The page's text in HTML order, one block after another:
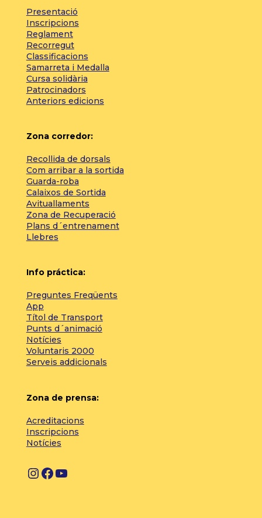
Presentació
Inscripcions
Reglament
Recorregut
Classificacions
Samarreta i Medalla
Cursa solidària
Patrocinadors
Anteriors edicions
Zona corredor:
Recollida de dorsals
Com arribar a la sortida
Guarda-roba
Calaixos de Sortida
Avituallaments
Zona de Recuperació
Plans d´entrenament
Llebres
Info práctica:
Preguntes Freqüents
App
Títol de Transport
Punts d´animació
Notícies
Voluntaris 2000
Serveis addicionals
Zona de prensa:
Acreditacions
Inscripcions
Notícies
I
F Y